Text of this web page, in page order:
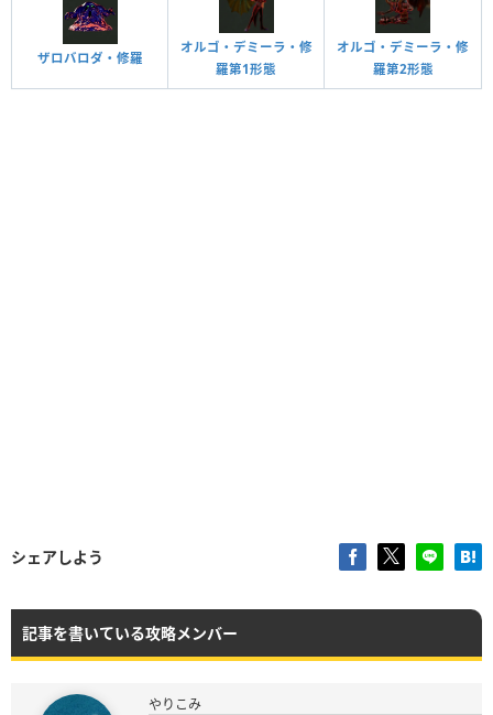
ザロバロダ・修羅
オルゴ・デミーラ・修
羅第1形態
オルゴ・デミーラ・修
羅第2形態
シェアしよう
記事を書いている攻略メンバー
やりこみ